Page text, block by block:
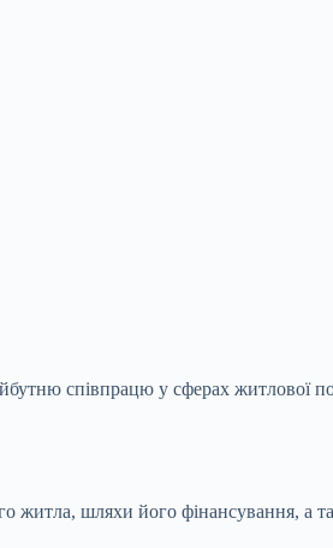
співпрацю у сферах житлової
житла, шляхи його фінансування, а